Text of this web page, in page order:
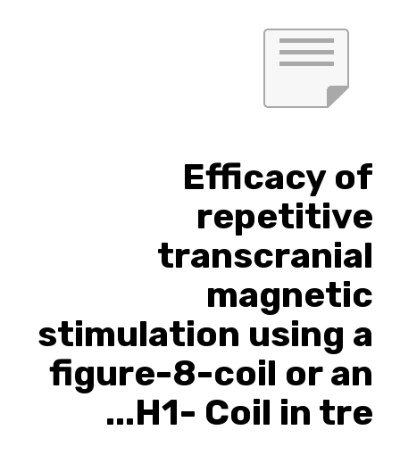
Efficacy of
repetitive
transcranial
magnetic
stimulation using a
figure-8-coil or an
H1- Coil in tre...